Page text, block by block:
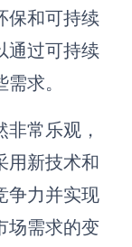
保和可持续
通过可持续
求。
常乐观，
用新技术和
争力并实现
场需求的变